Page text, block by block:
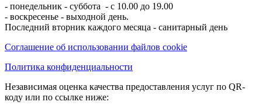
- понедельник - суббота - с 10.00 до 19.00
- воскресенье - выходной день.
Последний вторник каждого месяца - санитарный день
Соглашение об использовании файлов cookie
Политика конфиденциальности
Независимая оценка качества предоставления услуг по QR-
коду или по ссылке ниже: